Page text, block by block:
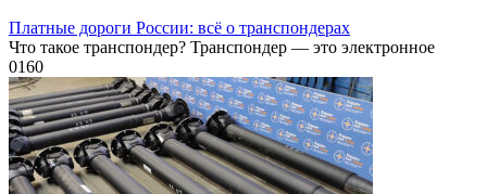
Платные дороги России: всё о транспондерах
Что такое транспондер? Транспондер — это электронное
0160